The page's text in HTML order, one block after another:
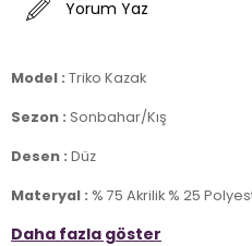
Yorum Yaz
Model : Triko Kazak
Sezon : Sonbahar/Kış
Desen : Düz
Materyal : % 75 Akrilik % 25
Yaka Bilgisi :Madonna Yaka
Daha fazla göster